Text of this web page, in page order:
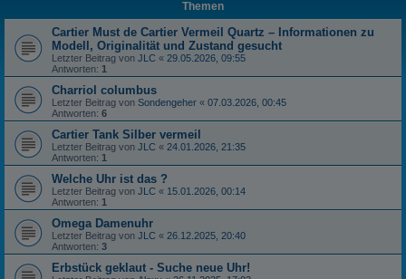
Themen
Cartier Must de Cartier Vermeil Quartz – Informationen zu
Modell, Originalität und Zustand gesucht
Letzter Beitrag von JLC « 29.05.2026, 09:55
Antworten: 1
Charriol columbus
Letzter Beitrag von Sondengeher « 07.03.2026, 00:45
Antworten: 6
Cartier Tank Silber vermeil
Letzter Beitrag von JLC « 24.01.2026, 21:35
Antworten: 1
Welche Uhr ist das ?
Letzter Beitrag von JLC « 15.01.2026, 00:14
Antworten: 1
Omega Damenuhr
Letzter Beitrag von JLC « 26.12.2025, 20:40
Antworten: 3
Erbstück geklaut - Suche neue Uhr!